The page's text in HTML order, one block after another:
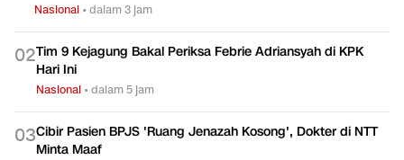
Nasional •dalam 3 jam
02Tim 9 Kejagung Bakal Periksa Febrie Adriansyah di KPK
Hari Ini
Nasional •dalam 5 jam
03Cibir Pasien BPJS 'Ruang Jenazah Kosong', Dokter di NTT
Minta Maaf